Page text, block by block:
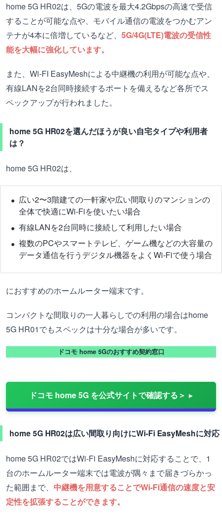
home 5G HR02は、5Gの電波を最大4.2Gbpsの高速で受信
することが可能な点や、モバイル通信の電波をつかむアン
テナが4本に倍増しているなど、 5G/4G(LTE)電波の受信性
能を大幅に強化しています。
また、Wi-FI EasyMeshによる中継機の利用が可能な点や、
有線LANを2台同時接続するポートを備えるなど各所でス
ペックアップが行われました。
home 5G HR02を選んだほうが良い自宅タイプや利用者
は？
home 5G HR02は、
広い2〜3階建ての一軒家や広い間取りのマンションの
全体で快適にWi-Fiを使いたい場合
有線LANを2台同時に接続して利用したい場合
複数のPCやスマートテレビ、ゲーム機などの大容量の
データ通信を行うデジタル機器をよくWi-Fiで使う場合
におすすめのホームルーター端末です。
コンパクトな間取りの一人暮らしでの利用の場合はhome
5G HR01でもスペックは十分な場合が多いです。
ドコモ home 5Gのおすすめ契約窓口
ドコモ home 5G を公式サイトで確認する＞
home 5G HR02は広い間取り向けにWi-Fi EasyMeshに対応
home 5G HR02ではWi-Fi EasyMeshに対応することで、1
台のホームルーター端末では電波が隅々まで届きづらかっ
た範囲まで、 中継機を用意することでWi-Fi通信の速度と安
定性を拡張することができます。